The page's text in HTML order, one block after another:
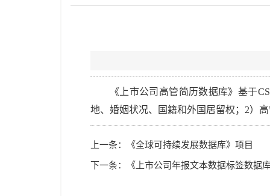
《上市公司高管简历数据库》 基于
地、婚姻状况、国籍和外国居留权； 2）
上一条： 《全球可持续发展数据库》项目
下一条： 《上市公司年报文本数据标签数据